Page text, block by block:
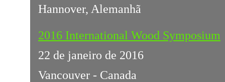
Hannover, Alemanhã
2016 International Wood Symposium
22 de janeiro de 2016
Vancouver - Canada